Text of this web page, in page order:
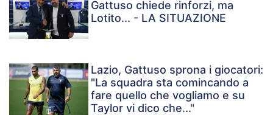
Gattuso chiede rinforzi, ma
Lotito... - LA SITUAZIONE
Lazio, Gattuso sprona i giocatori:
"La squadra sta comincando a
fare quello che vogliamo e su
Taylor vi dico che..."